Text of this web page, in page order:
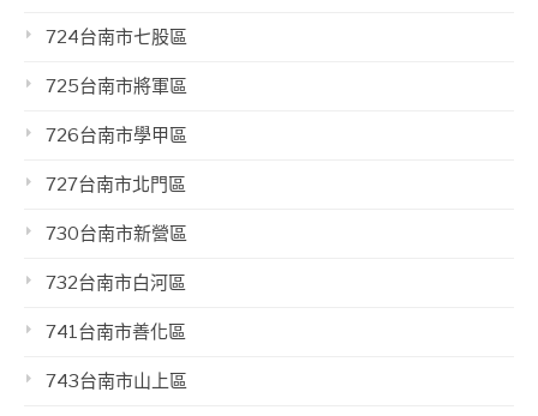
724台南市七股區
725台南市將軍區
726台南市學甲區
727台南市北門區
730台南市新營區
732台南市白河區
741台南市善化區
743台南市山上區